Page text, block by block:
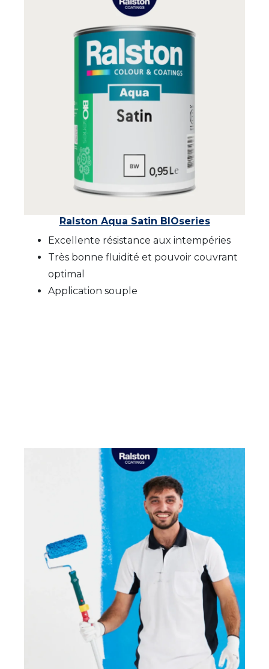
Ralston Aqua Satin BIOseries
Excellente résistance aux intempéries
Très bonne fluidité et pouvoir couvrant
optimal
Application souple